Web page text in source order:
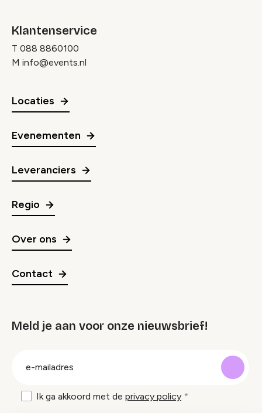
Klantenservice
T 088 8860100
M info@events.nl
Locaties
Evenementen
Leveranciers
Regio
Over ons
Contact
Meld je aan voor onze nieuwsbrief!
Ik ga akkoord met de privacy policy